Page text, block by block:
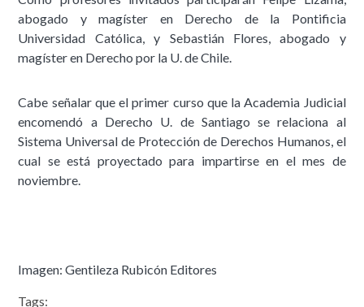
abogado y magíster en Derecho de la Pontificia
Universidad Católica, y Sebastián Flores, abogado y
magíster en Derecho por la U. de Chile.
Cabe señalar que el primer curso que la Academia Judicial
encomendó a Derecho U. de Santiago se relaciona al
Sistema Universal de Protección de Derechos Humanos, el
cual se está proyectado para impartirse en el mes de
noviembre.
Imagen: Gentileza Rubicón Editores
Tags: